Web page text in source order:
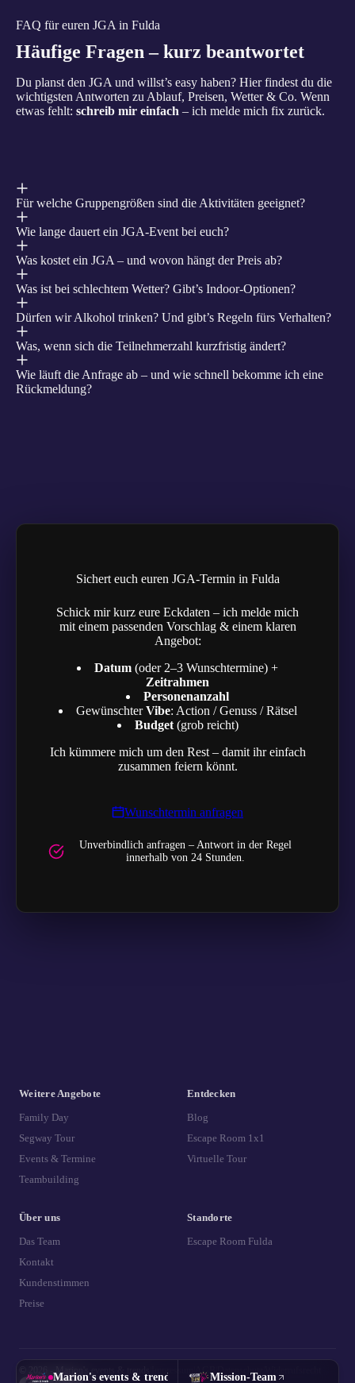
FAQ für euren JGA in Fulda
Häufige Fragen – kurz beantwortet
Du planst den JGA und willst’s easy haben? Hier findest du die
wichtigsten Antworten zu Ablauf, Preisen, Wetter & Co. Wenn
etwas fehlt: schreib mir einfach – ich melde mich fix zurück.
Für welche Gruppengrößen sind die Aktivitäten geeignet?
Wie lange dauert ein JGA-Event bei euch?
Was kostet ein JGA – und wovon hängt der Preis ab?
Was ist bei schlechtem Wetter? Gibt’s Indoor-Optionen?
Dürfen wir Alkohol trinken? Und gibt’s Regeln fürs Verhalten?
Was, wenn sich die Teilnehmerzahl kurzfristig ändert?
Wie läuft die Anfrage ab – und wie schnell bekomme ich eine
Rückmeldung?
Sichert euch euren JGA-Termin in Fulda
Schick mir kurz eure Eckdaten – ich melde mich
mit einem passenden Vorschlag & einem klaren
Angebot:
Datum (oder 2–3 Wunschtermine) +
Zeitrahmen
Personenanzahl
GewünschterVibe: Action / Genuss / Rätsel
Budget(grob reicht)
Ich kümmere mich um den Rest – damit ihr einfach
zusammen feiern könnt.
Wunschtermin anfragen
Unverbindlich anfragen – Antwort in der Regel
innerhalb von 24 Stunden.
Weitere Angebote
Family Day
Segway Tour
Events & Termine
Teambuilding
Entdecken
Blog
Escape Room 1x1
Virtuelle Tour
Über uns
Das Team
Kontakt
Kundenstimmen
Preise
Standorte
Escape Room Fulda
© 2026 - Marion's events & trends Impressum AGB Datenschutz
Marion's events & trends Mission-Team